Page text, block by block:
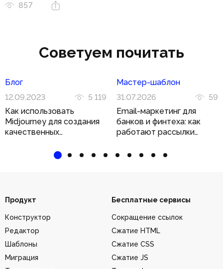
857
Советуем почитать
Блог
12.09.2023
5 119
Как использовать
Midjourney для создания
качественных
Мастер-шаблон
31.07.2026
59
Email-маркетинг для
банков и финтеха: как
работают рассылки
Продукт
Конструктор
Редактор
Шаблоны
Миграция
Бесплатные сервисы
Сокращение ссылок
Сжатие HTML
Сжатие CSS
Сжатие JS